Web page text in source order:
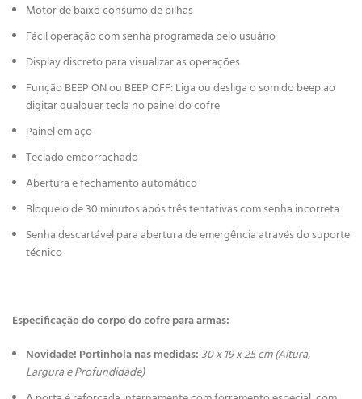
Motor de baixo consumo de pilhas
Fácil operação com senha programada pelo usuário
Display discreto para visualizar as operações
Função BEEP ON ou BEEP OFF: Liga ou desliga o som do beep ao
digitar qualquer tecla no painel do cofre
Painel em aço
Teclado emborrachado
Abertura e fechamento automático
Bloqueio de 30 minutos após três tentativas com senha incorreta
Senha descartável para abertura de emergência através do suporte
técnico
Especificação do corpo do cofre para armas:
Novidade! Portinhola nas medidas:30 x 19 x 25 cm (Altura,
Largura e Profundidade)